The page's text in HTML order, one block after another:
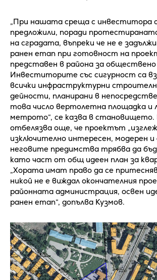
„При нашата среща с инвеститора
предложили, поради
на сградата, въпреки че не e
ранен етап при готовност на
представен в района за
Инвеститорите със сигyрност са
всички инфраструктурни
дейности, планирани в
това число вертолетна площадка и
метрото“, се казва в становището.
отбелязва още, че проектът
изключително интересен, модерен и
неговите предимства трябва да
като част от общ идеен план за
„Хората имат право да се
никой не е виждал окончателния
районната администрация, освен
ранен етап“, допълва Кузмов.